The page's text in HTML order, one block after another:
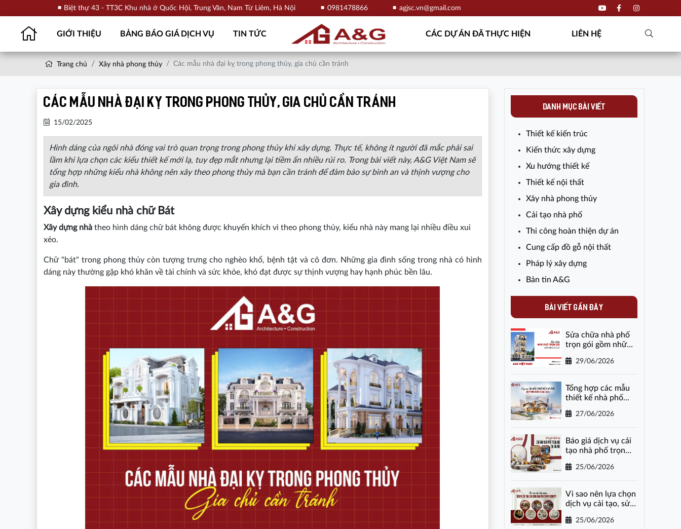
Biệt thự 43 - TT3C Khu nhà ở Quốc Hội, Trung Văn, Nam Từ Liêm, Hà Nội 0981478866 agjsc.vn@gmail.com
GIỚI THIỆU BẢNG BÁO GIÁ DỊCH VỤ TIN TỨC CÁC DỰ ÁN ĐÃ THỰC HIỆN LIÊN HỆ
Trang chủ Xây nhà phong thủy Các mẫu nhà đại kỵ trong phong thủy, gia chủ cần tránh
Các mẫu nhà đại kỵ trong phong thủy, gia chủ cần tránh
15/02/2025
Hình dáng của ngôi nhà đóng vai trò quan trọng trong phong thủy khi xây dựng. Thực tế, không ít người đã mắc phải sai
lầm khi lựa chọn các kiểu thiết kế mới lạ, tuy đẹp mắt nhưng lại tiềm ẩn nhiều rủi ro. Trong bài viết này, A&G Việt Nam sẽ
tổng hợp những kiểu nhà không nên xây theo phong thủy mà bạn cần tránh để đảm bảo sự bình an và thịnh vượng cho
gia đình.
Xây dựng kiểu nhà chữ Bát
Xây dựng nhàtheo hình dáng chữ bát không được khuyến khích vì theo phong thủy, kiểu nhà này mang lại nhiều điều xui
xẻo.
Chữ "bát" trong phong thủy còn tượng trưng cho nghèo khổ, bệnh tật và cô đơn. Những gia đình sống trong nhà có hình
dáng này thường gặp khó khăn về tài chính và sức khỏe, khó đạt được sự thịnh vượng hay hạnh phúc bền lâu.
DANH MỤC BÀI VIẾT
Thiết kế kiến trúc
Kiến thức xây dựng
Xu hướng thiết kế
Thiết kế nội thất
Xây nhà phong thủy
Cải tạo nhà phố
Thi công hoàn thiện dự án
Cung cấp đồ gỗ nội thất
Pháp lý xây dựng
Bản tin A&G
BÀI VIẾT GẦN ĐÂY
Sửa chữa nhà phố
trọn gói gồm những
29/06/2026
Tổng hợp các mẫu
thiết kế nhà phố
202627/06/2026
Báo giá dịch vụ cải
tạo nhà phố trọn
25/06/2026
Vì sao nên lựa chọn
dịch vụ cải tạo, sửa
chuyên nghiệp?
25/06/2026